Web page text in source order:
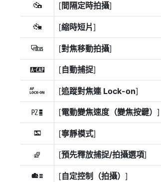
7 [間隔定時拍攝]
8 [縮時短片]
9 [對焦移動拍攝]
X [自動捕捉]
F [追蹤對焦連 Lock-on]
v [電動變焦速度（變焦按鍵） ]
L [寧靜模式]
j [預先釋放捕捉/拍攝選項]
w [自定控制（拍攝） ]